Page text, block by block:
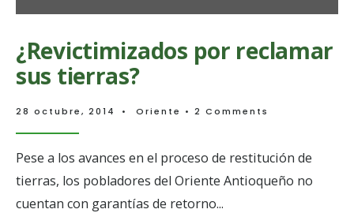
250
San
y
¿Revictimizados por reclamar
sus tierras?
28 octubre, 2014 • Oriente • 2 Comments
Pese a los avances en el proceso de restitución de
tierras, los pobladores del Oriente Antioqueño no
cuentan con garantías de retorno...